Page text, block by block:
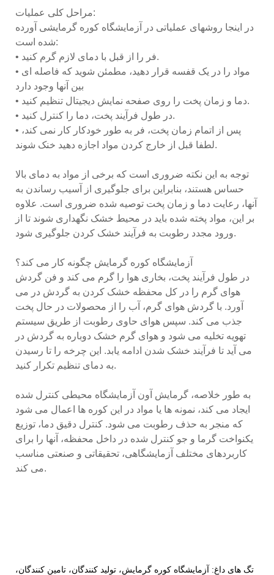
مراحل کلی عملیات:
در اینجا روشهای عملیاتی در آزمایشگاه کوره گرمایشی آورده
شده است:
• فر را از قبل با دمای لازم گرم کنید.
• مواد را در یک قفسه قرار دهید، مطمئن شوید که فاصله ای
بین آنها وجود دارد
• دما و زمان پخت را روی صفحه نمایش دیجیتال تنظیم کنید.
• در طول فرآیند پخت، دما را کنترل کنید.
• پس از اتمام زمان پخت، فر به طور خودکار کار نمی کند،
لطفا قبل از خارج کردن مواد اجازه دهید خنک شوند.
توجه به این نکته ضروری است که برخی از مواد به دمای بالا
حساس هستند، بنابراین برای جلوگیری از آسیب رساندن به
آنها، رعایت دما و زمان پخت توصیه شده ضروری است. علاوه
بر این، مواد پخته شده باید در محیط خشک نگهداری شوند تا از
ورود مجدد رطوبت به فرآیند خشک کردن جلوگیری شود.
آزمایشگاه کوره گرمایش چگونه کار می کند؟
در طول فرآیند پخت، بخاری هوا را گرم می کند و فن گردش
هوای گرم را در کل محفظه خشک کردن به گردش در می
آورد. با گردش هوای گرم، آب را از محصولات در حال پخت
جذب می کند. سپس هوای حاوی رطوبت از طریق سیستم
تهویه تخلیه می شود و هوای گرم خشک دوباره به گردش در
می آید تا فرآیند خشک شدن ادامه یابد. این چرخه را تا رسیدن
به دمای تنظیم تکرار کنید.
به طور خلاصه، گرمایش آون آزمایشگاه محیطی کنترل شده
ایجاد می کند، نمونه ها یا مواد در این کوره ها اعمال می شود
که منجر به حذف رطوبت می شود. کنترل دقیق دما، توزیع
یکنواخت گرما و جو کنترل شده در داخل محفظه، آنها را برای
کاربردهای مختلف آزمایشگاهی، تحقیقاتی و صنعتی مناسب
می کند.
تگ های داغ: آزمایشگاه کوره گرمایش، تولید کنندگان، تامین کنندگان،